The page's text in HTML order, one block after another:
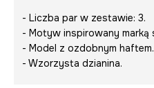
- Liczba par w zestawie: 3.
- Motyw inspirowany marką
- Model z ozdobnym haftem.
- Wzorzysta dzianina.